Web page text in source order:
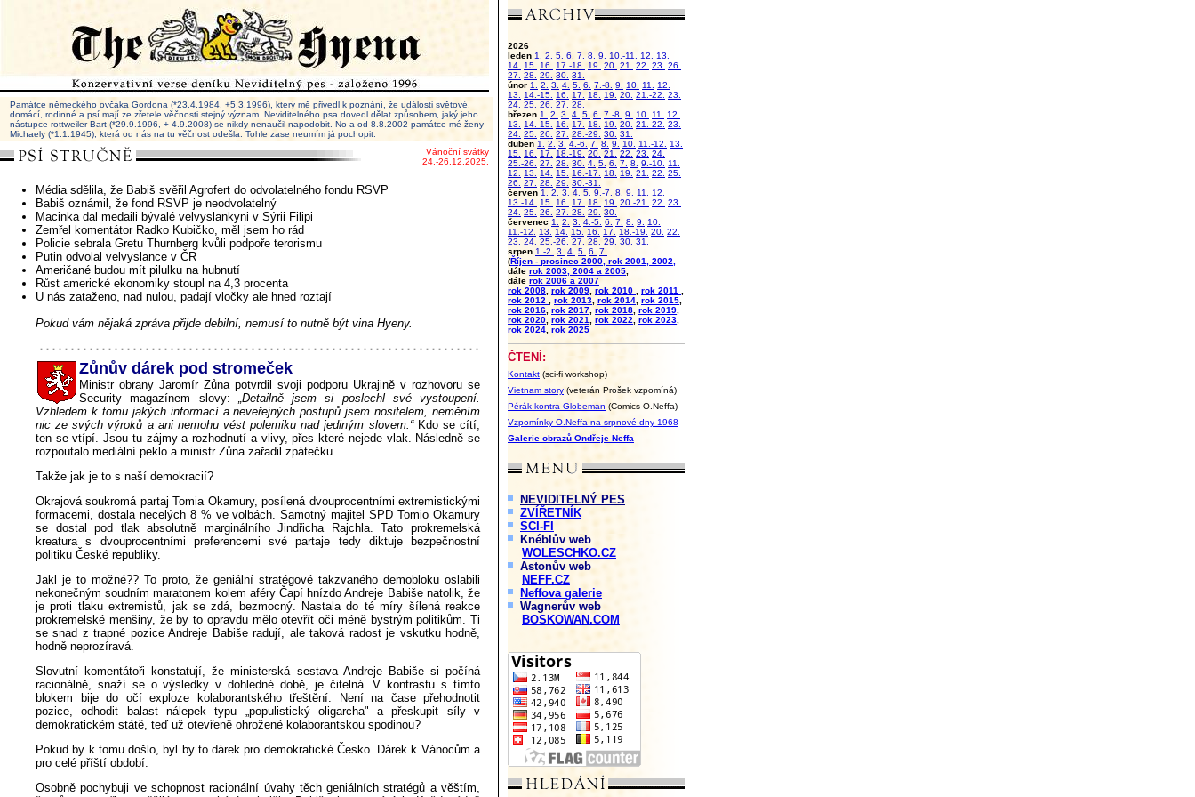
2026
leden 1. 2. 5. 6. 7. 8. 9. 10.-11. 12.
13.
14.
15. 16. 17.-18. 19. 20. 21. 22. 23.
26.
27.
28. 29. 30. 31.
únor 1. 2. 3. 4. 5. 6. 7.-8. 9. 10. 11.
12.
13.
14.-15. 16. 17. 18. 19. 20. 21.-22.
23.
24. 25. 26. 27.
28.
březen 1. 2. 3. 4. 5. 6. 7.-8. 9. 10. 11.
12.
13.
14.-15. 16. 17. 18. 19. 20. 21.-22.
23.
24. 25. 26. 27. 28.-29. 30. 31.
duben 1. 2. 3. 4.-6. 7. 8. 9. 10. 11.-12.
13.
15.
16. 17. 18.-19. 20. 21. 22. 23.
24.
25.-26.
27. 28. 30. 4. 5. 6. 7. 8. 9.-10.
11.
12.
13. 14. 15. 16.-17. 18. 19. 21. 22.
25.
26.
27. 28. 29.
30.-31.
červen 1. 2. 3. 4. 5. 9.-7. 8. 9. 11.
12.
13.-14.
15. 16. 17. 18. 19. 20.-21. 22.
23.
24. 25. 26. 27.-28. 29.
30.
červenec 1. 2. 3. 4.-5. 6. 7. 8. 9.
10.
11.-12.
13. 14. 15. 16. 17. 18.-19. 20. 22.
23.
24. 25.-26. 27. 28. 29. 30. 31.
srpen 1.-2. 3. 4. 5. 6. 7.
(Říjen - prosinec 2000, rok 2001, 2002,
dále rok 2003, 2004 a 2005
dále rok 2006 a 2007
rok 2008 rok 2009 rok 2010 rok 2011
rok 2012
rok 2013 rok 2014 rok 2015
rok 2016 rok 2017 rok 2018 rok 2019
rok 2020 rok 2021 rok 2022 rok 2023
rok 2024 rok 2025
ČTENÍ:
Kontakt (sci-fi workshop)
Vietnam story (veterán Prošek vzpomíná)
Pérák kontra Globeman (Comics O.Neffa)
Vzpomínky O.Neffa na srpnové dny 1968
Galerie obrazů Ondřeje Neffa
NEVIDITELNÝ PES
ZVÍŘETNÍK
SCI-FI
Knéblův web
WOLESCHKO.CZ
Astonův web
NEFF.CZ
Neffova galerie
Wagnerův web
BOSKOWAN.COM
Památce německého ovčáka Gordona (*23.4.1984, +5.3.1996), který mě přivedl k poznání, že události světové,
domácí, rodinné a psí mají ze zřetele věčnosti stejný význam. Neviditelného psa dovedl dělat způsobem, jaký jeho
nástupce rottweiler Bart (*29.9.1996, + 4.9.2008) se nikdy nenaučil napodobit. No a od 8.8.2002 památce mé ženy
Michaely (*1.1.1945), která od nás na tu věčnost odešla. Tohle zase neumím já pochopit.
Vánoční svátky
24.-26.12.2025.
Média sdělila, že Babiš svěřil Agrofert do odvolatelného fondu RSVP
Babiš oznámil, že fond RSVP je neodvolatelný
Macinka dal medaili bývalé velvyslankyni v Sýrii Filipi
Zemřel komentátor Radko Kubičko, měl jsem ho rád
Policie sebrala Gretu Thurnberg kvůli podpoře terorismu
Putin odvolal velvyslance v ČR
Američané budou mít pilulku na hubnutí
Růst americké ekonomiky stoupl na 4,3 procenta
U nás zataženo, nad nulou, padají vločky ale hned roztají
Pokud vám nějaká zpráva přijde debilní, nemusí to nutně být vina Hyeny.
Zůnův dárek pod stromeček
Ministr obrany Jaromír Zůna potvrdil svoji podporu Ukrajině v rozhovoru se
Security magazínem slovy: „Detailně jsem si poslechl své vystoupení.
Vzhledem k tomu jakých informací a neveřejných postupů jsem nositelem, neměním
nic ze svých výroků a ani nemohu vést polemiku nad jediným slovem.“Kdo se cítí,
ten se vtípí. Jsou tu zájmy a rozhodnutí a vlivy, přes které nejede vlak. Následně se
rozpoutalo mediální peklo a ministr Zůna zařadil zpátečku.
Takže jak je to s naší demokracií?
Okrajová soukromá partaj Tomia Okamury, posílená dvouprocentními extremistickými
formacemi, dostala necelých 8 % ve volbách. Samotný majitel SPD Tomio Okamury
se dostal pod tlak absolutně marginálního Jindřicha Rajchla. Tato prokremelská
kreatura s dvouprocentními preferencemi své partaje tedy diktuje bezpečnostní
politiku České republiky.
Jakl je to možné?? To proto, že geniální stratégové takzvaného demobloku oslabili
nekonečným soudním maratonem kolem aféry Čapí hnízdo Andreje Babiše natolik, že
je proti tlaku extremistů, jak se zdá, bezmocný. Nastala do té míry šílená reakce
prokremelské menšiny, že by to opravdu mělo otevřít oči méně bystrým politikům. Ti
se snad z trapné pozice Andreje Babiše radují, ale taková radost je vskutku hodně,
hodně neprozíravá.
Slovutní komentátoři konstatují, že ministerská sestava Andreje Babiše si počíná
racionálně, snaží se o výsledky v dohledné době, je čitelná. V kontrastu s tímto
blokem bije do očí exploze kolaborantského třeštění. Není na čase přehodnotit
pozice, odhodit balast nálepek typu „populistický oligarcha" a přeskupit síly v
demokratickém státě, teď už otevřeně ohrožené kolaborantskou spodinou?
Pokud by k tomu došlo, byl by to dárek pro demokratické Česko. Dárek k Vánocům a
pro celé příští období.
Osobně pochybuji ve schopnost racionální úvahy těch geniálních stratégů a věštím,